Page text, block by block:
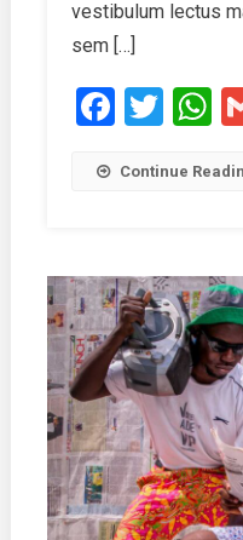
vestibulum lectus
sem […]
Continue